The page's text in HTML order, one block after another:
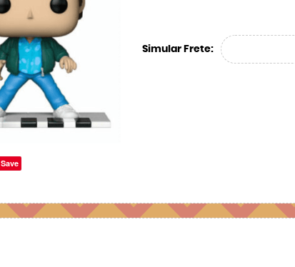
Save
Simular Frete: